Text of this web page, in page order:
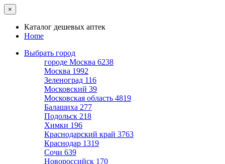
×
Каталог дешевых аптек
Home
Выбрать город
городе Москва 6238
Москва 1992
Зеленоград 116
Московский 39
Московская область 4819
Балашиха 277
Подольск 218
Химки 196
Краснодарский край 3763
Краснодар 1319
Сочи 639
Новороссийск 170